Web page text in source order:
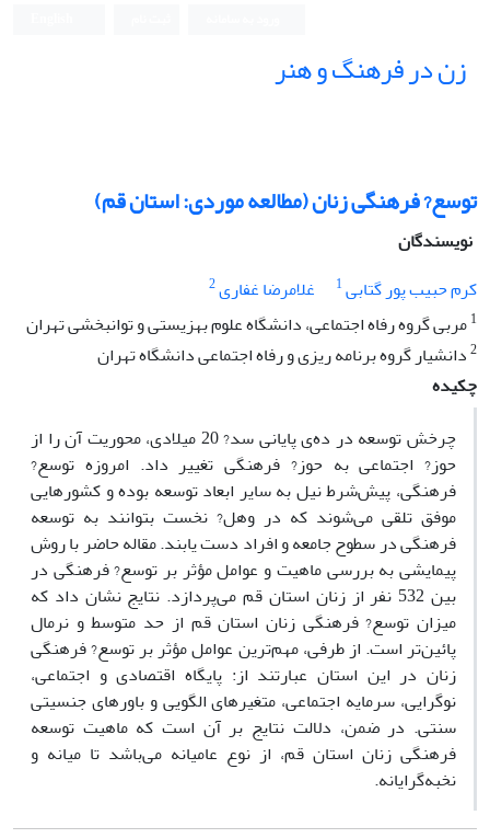
زن در فرهنگ و هنر
توسع? فرهنگی زنان (مطالعه موردی: استان قم)
نویسندگان
کرم حبیب پور گتابی1 غلامرضا غفاری2
1مربی گروه رفاه اجتماعی، دانشگاه علوم بهزیستی و توانبخشی تهران
2دانشیار گروه برنامه ریزی و رفاه اجتماعی دانشگاه تهران
چکیده
چرخش توسعه در ده‌ی پایانی سد? 20 میلادی، محوریت آن را از
حوز? اجتماعی به حوز? فرهنگی تغییر داد. امروزه توسع?
فرهنگی، پیش‌شرط نیل به سایر ابعاد توسعه بوده و کشورهایی
موفق تلقی می‌شوند که در وهل? نخست بتوانند به توسعه
فرهنگی در سطوح جامعه و افراد دست یابند. مقاله حاضر با روش
پیمایشی به بررسی ماهیت و عوامل مؤثر بر توسع? فرهنگی در
بین 532 نفر از زنان استان قم می‌پردازد. نتایج نشان داد که
میزان توسع? فرهنگی زنان استان قم از حد متوسط و نرمال
پائین‌تر است. از طرفی، مهم‌ترین عوامل مؤثر بر توسع? فرهنگی
زنان در این استان عبارتند از: پایگاه اقتصادی و اجتماعی،
نوگرایی، سرمایه اجتماعی، متغیرهای الگویی و باورهای جنسیتی
سنتی. در ضمن، دلالت نتایج بر آن است که ماهیت توسعه
فرهنگی زنان استان قم، از نوع عامیانه می‌باشد تا میانه و
نخبه‌گرایانه.